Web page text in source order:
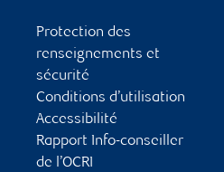
Protection des
renseignements et
sécurité
Conditions d’utilisation
Accessibilité
Rapport Info-conseiller
de l’OCRI